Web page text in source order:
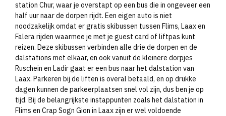
station Chur, waar je overstapt op een bus die in ongeveer een
half uur naar de dorpen rijdt. Een eigen auto is niet
noodzakelijk omdat er gratis skibussen tussen Flims, Laax en
Falera rijden waarmee je met je guest card of liftpas kunt
reizen. Deze skibussen verbinden alle drie de dorpen en de
dalstations met elkaar, en ook vanuit de kleinere dorpjes
Ruschein en Ladir gaat er een bus naar het dalstation van
Laax. Parkeren bij de liften is overal betaald, en op drukke
dagen kunnen de parkeerplaatsen snel vol zijn, dus ben je op
tijd. Bij de belangrijkste instappunten zoals het dalstation in
Flims en Crap Sogn Gion in Laax zijn er wel voldoende